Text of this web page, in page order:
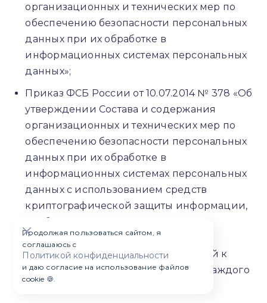
организационных и технических мер по
обеспечению безопасности персональных
данных при их обработке в
информационных системах персональных
данных»;
Приказ ФСБ России от 10.07.2014 № 378 «Об
утверждении Состава и содержания
организационных и технических мер по
обеспечению безопасности персональных
данных при их обработке в
информационных системах персональных
данных с использованием средств
криптографической защиты информации,
необходимых для выполнения
установленных Правительством
Российской Федерации требований к
защите персональных данных для каждого
Продолжая пользоваться сайтом, я
соглашаюсь с
Политикой конфиденциальности
и даю согласие на использование файлов
cookie 🍪.